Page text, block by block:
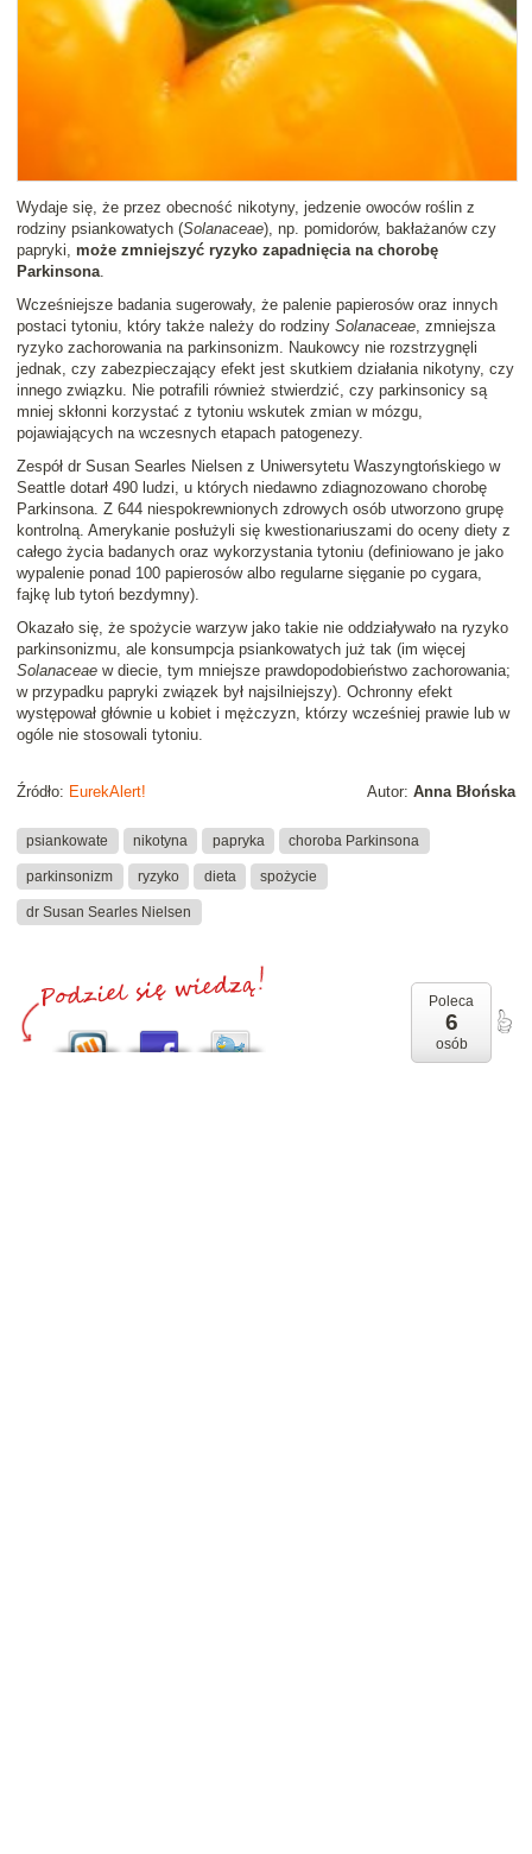
Wydaje się, że przez obecność nikotyny, jedzenie owoców roślin z
rodziny psiankowatych (Solanaceae), np. pomidorów, bakłażanów czy
papryki, może zmniejszyć ryzyko zapadnięcia na chorobę
Parkinsona.
Wcześniejsze badania sugerowały, że palenie papierosów oraz innych
postaci tytoniu, który także należy do rodziny Solanaceae, zmniejsza
ryzyko zachorowania na parkinsonizm. Naukowcy nie rozstrzygnęli
jednak, czy zabezpieczający efekt jest skutkiem działania nikotyny, czy
innego związku. Nie potrafili również stwierdzić, czy parkinsonicy są
mniej skłonni korzystać z tytoniu wskutek zmian w mózgu,
pojawiających na wczesnych etapach patogenezy.
Zespół dr Susan Searles Nielsen z Uniwersytetu Waszyngtońskiego w
Seattle dotarł 490 ludzi, u których niedawno zdiagnozowano chorobę
Parkinsona. Z 644 niespokrewnionych zdrowych osób utworzono grupę
kontrolną. Amerykanie posłużyli się kwestionariuszami do oceny diety z
całego życia badanych oraz wykorzystania tytoniu (definiowano je jako
wypalenie ponad 100 papierosów albo regularne sięganie po cygara,
fajkę lub tytoń bezdymny).
Okazało się, że spożycie warzyw jako takie nie oddziaływało na ryzyko
parkinsonizmu, ale konsumpcja psiankowatych już tak (im więcej
Solanaceae w diecie, tym mniejsze prawdopodobieństwo zachorowania;
w przypadku papryki związek był najsilniejszy). Ochronny efekt
występował głównie u kobiet i mężczyzn, którzy wcześniej prawie lub w
ogóle nie stosowali tytoniu.
Autor: Anna Błońska
Źródło: EurekAlert!
psiankowate nikotyna papryka choroba Parkinsona
parkinsonizm ryzyko dieta spożycie
dr Susan Searles Nielsen
Poleca
6
osób